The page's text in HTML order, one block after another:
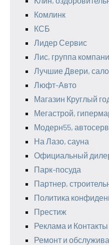
Комлинк
КСБ
Лидер Сервис
Лис, группа
Лучшие Двери,
Люфт-Авто
Магазин Круглый
Мегастрой,
Модерн55,
На Лазо, сауна
Официальный
Парк-посуда
Партнер,
Политика
Престиж
Реклама и Контакты
Ремонт и